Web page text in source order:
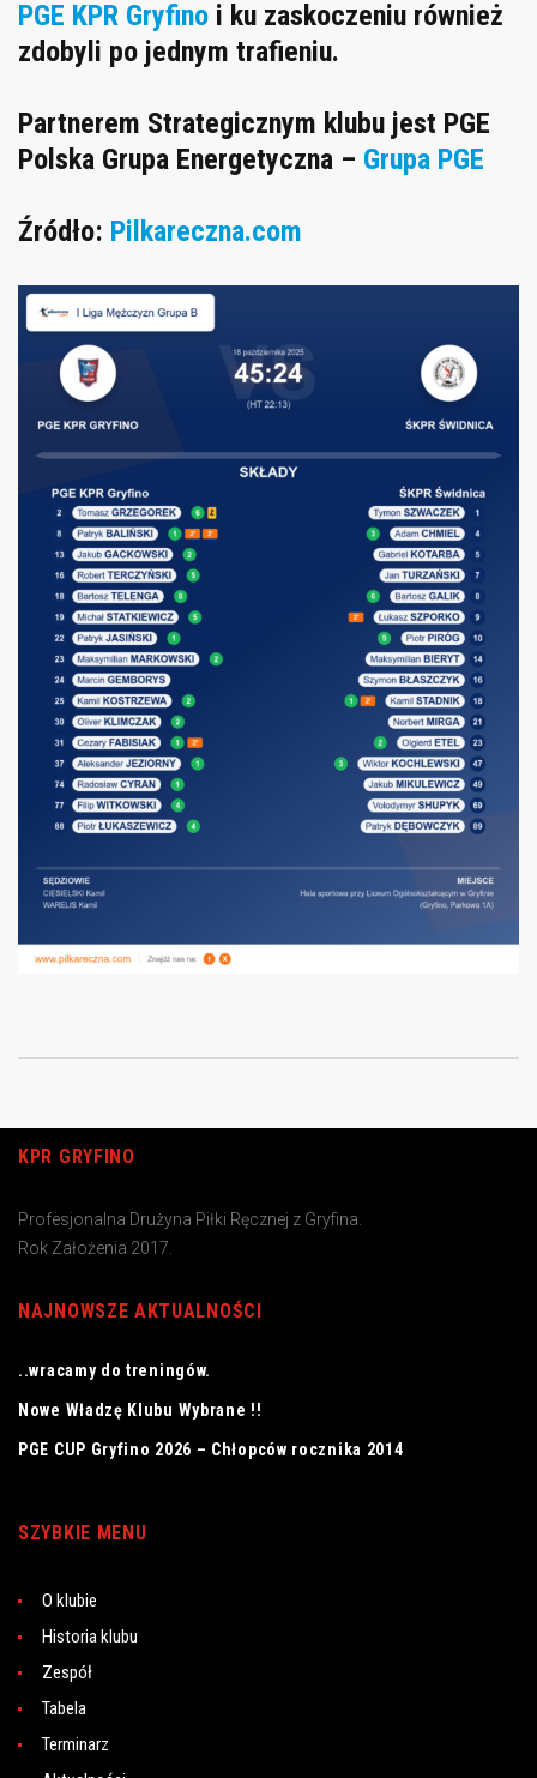
PGE KPR Gryfino i ku zaskoczeniu również
zdobyli po jednym trafieniu.
Partnerem Strategicznym klubu jest PGE
Polska Grupa Energetyczna – Grupa PGE
Źródło: Pilkareczna.com
KPR GRYFINO
Profesjonalna Drużyna Piłki Ręcznej z Gryfina.
Rok Założenia 2017.
NAJNOWSZE AKTUALNOŚCI
..wracamy do treningów.
Nowe Władzę Klubu Wybrane !!
PGE CUP Gryfino 2026 – Chłopców rocznika 2014
SZYBKIE MENU
O klubie
Historia klubu
Zespół
Tabela
Terminarz